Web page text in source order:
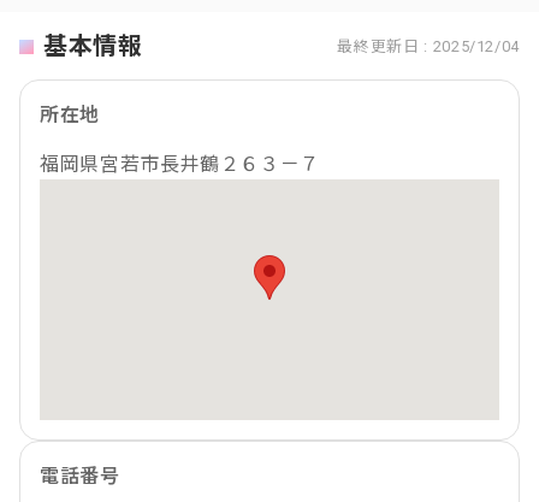
基本情報 最終更新日 : 2025/12/04
所在地
福岡県宮若市長井鶴２６３－７
電話番号